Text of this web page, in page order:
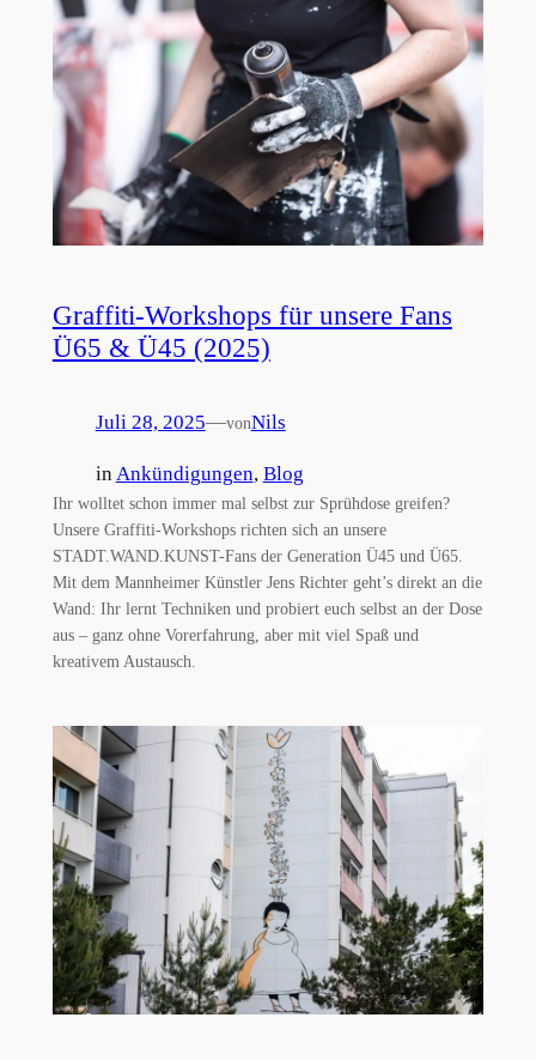
Graffiti-Workshops für unsere Fans
Ü65 & Ü45 (2025)
Juli 28, 2025—vonNils
inAnkündigungen, Blog
Ihr wolltet schon immer mal selbst zur Sprühdose greifen?
Unsere Graffiti-Workshops richten sich an unsere
STADT.WAND.KUNST-Fans der Generation Ü45 und Ü65.
Mit dem Mannheimer Künstler Jens Richter geht’s direkt an die
Wand: Ihr lernt Techniken und probiert euch selbst an der Dose
aus – ganz ohne Vorerfahrung, aber mit viel Spaß und
kreativem Austausch.